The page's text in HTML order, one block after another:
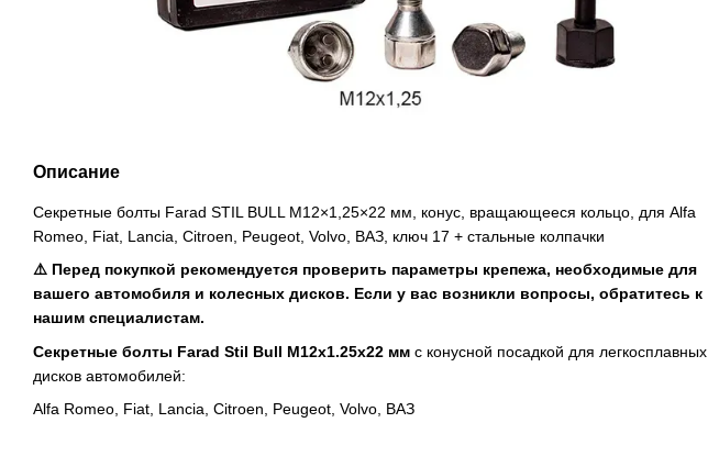
Описание
Секретные болты Farad STIL BULL M12×1,25×22 мм, конус, вращающееся кольцо, для Alfa
Romeo, Fiat, Lancia, Citroen, Peugeot, Volvo, ВАЗ, ключ 17 + стальные колпачки
⚠️ Перед покупкой рекомендуется проверить параметры крепежа, необходимые для
вашего автомобиля и колесных дисков. Если у вас возникли вопросы, обратитесь к
нашим специалистам.
Секретные болты Farad Stil Bull M12x1.25x22 мм с конусной посадкой для легкосплавных
дисков автомобилей:
Alfa Romeo, Fiat, Lancia, Citroen, Peugeot, Volvo, ВАЗ